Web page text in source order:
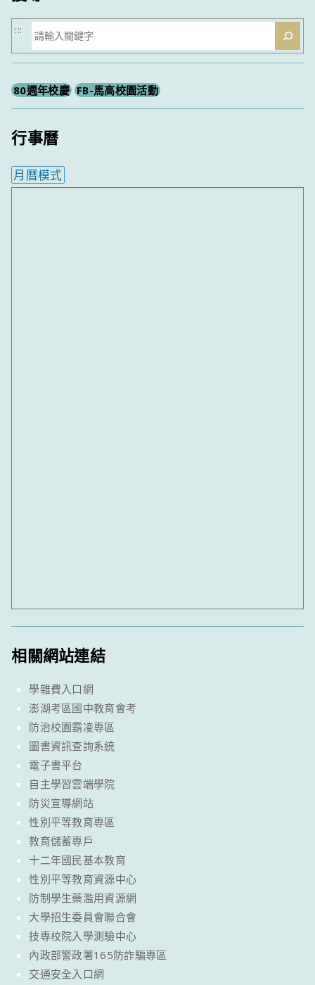
搜
尋
:::
80週年校慶 FB-馬高校園活動
行事曆
月曆模式
相關網站連結
學雜費入口網
澎湖考區國中教育會考
防治校園霸凌專區
圖書資訊查詢系統
電子書平台
自主學習雲端學院
防災宣導網站
性別平等教育專區
教育儲蓄專戶
十二年國民基本教育
性別平等教育資源中心
防制學生藥濫用資源網
大學招生委員會聯合會
技專校院入學測驗中心
內政部警政署165防詐騙專區
交通安全入口網